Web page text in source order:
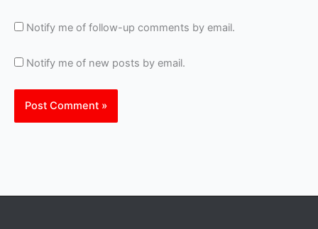
Notify me of follow-up comments by email.
Notify me of new posts by email.